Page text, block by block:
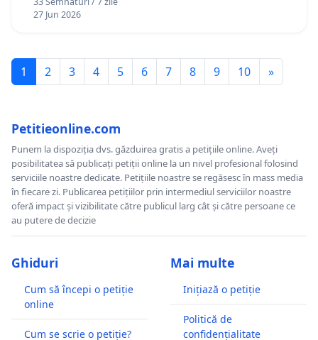
27 Jun 2026
1 2 3 4 5 6 7 8 9 10 »
Petitieonline.com
Punem la dispoziția dvs. găzduirea gratis a petițiile online. Aveți
posibilitatea să publicați petiții online la un nivel profesional folosind
serviciile noastre dedicate. Petițiile noastre se regăsesc în mass media
în fiecare zi. Publicarea petițiilor prin intermediul serviciilor noastre
oferă impact și vizibilitate către publicul larg cât și către persoane ce
au putere de decizie
Ghiduri
Cum să începi o petiție
online
Cum se scrie o petiție?
Mai multe
Inițiază o petiție
Politică de
confidențialitate